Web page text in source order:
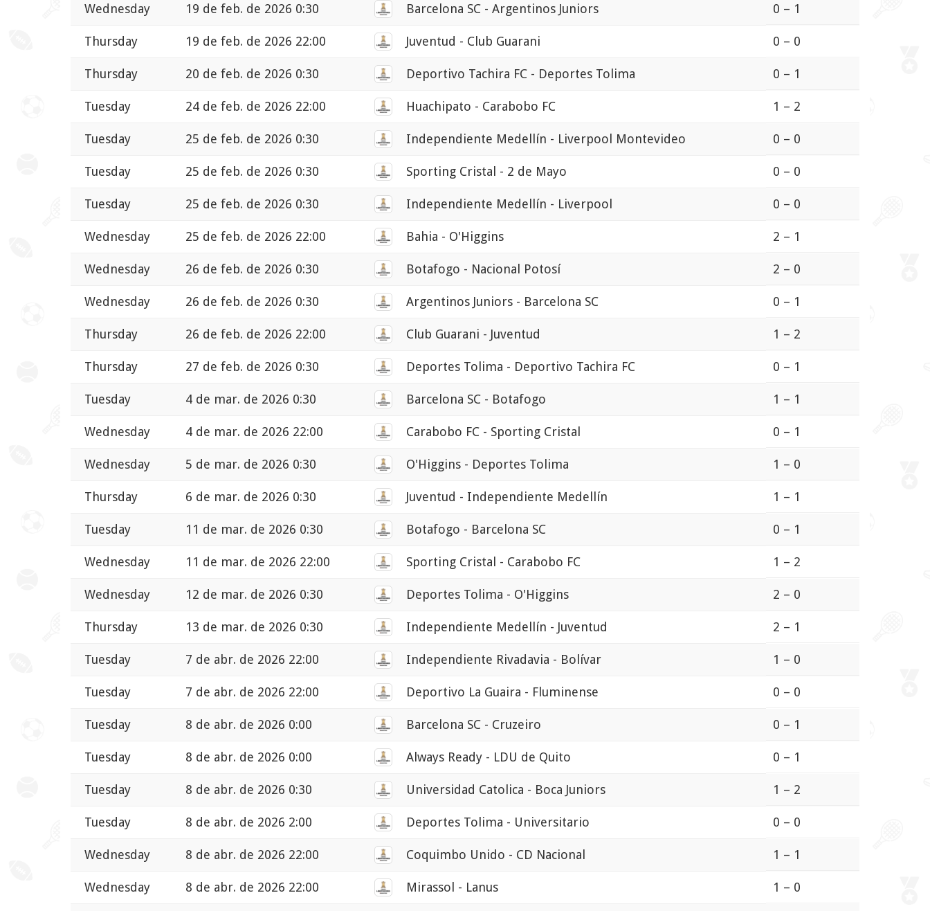
Wednesday 19 de feb. de 2026 0:30 Barcelona SC - Argentinos Juniors 0 – 1
Thursday 19 de feb. de 2026 22:00 Juventud - Club Guarani 0 – 0
Thursday 20 de feb. de 2026 0:30 Deportivo Tachira FC - Deportes Tolima 0 – 1
Tuesday 24 de feb. de 2026 22:00 Huachipato - Carabobo FC 1 – 2
Tuesday 25 de feb. de 2026 0:30 Independiente Medellín - Liverpool Montevideo 0 – 0
Tuesday 25 de feb. de 2026 0:30 Sporting Cristal - 2 de Mayo 0 – 0
Tuesday 25 de feb. de 2026 0:30 Independiente Medellín - Liverpool 0 – 0
Wednesday 25 de feb. de 2026 22:00 Bahia - O'Higgins 2 – 1
Wednesday 26 de feb. de 2026 0:30 Botafogo - Nacional Potosí 2 – 0
Wednesday 26 de feb. de 2026 0:30 Argentinos Juniors - Barcelona SC 0 – 1
Thursday 26 de feb. de 2026 22:00 Club Guarani - Juventud 1 – 2
Thursday 27 de feb. de 2026 0:30 Deportes Tolima - Deportivo Tachira FC 0 – 1
Tuesday 4 de mar. de 2026 0:30 Barcelona SC - Botafogo 1 – 1
Wednesday 4 de mar. de 2026 22:00 Carabobo FC - Sporting Cristal 0 – 1
Wednesday 5 de mar. de 2026 0:30 O'Higgins - Deportes Tolima 1 – 0
Thursday 6 de mar. de 2026 0:30 Juventud - Independiente Medellín 1 – 1
Tuesday 11 de mar. de 2026 0:30 Botafogo - Barcelona SC 0 – 1
Wednesday 11 de mar. de 2026 22:00 Sporting Cristal - Carabobo FC 1 – 2
Wednesday 12 de mar. de 2026 0:30 Deportes Tolima - O'Higgins 2 – 0
Thursday 13 de mar. de 2026 0:30 Independiente Medellín - Juventud 2 – 1
Tuesday 7 de abr. de 2026 22:00 Independiente Rivadavia - Bolívar 1 – 0
Tuesday 7 de abr. de 2026 22:00 Deportivo La Guaira - Fluminense 0 – 0
Tuesday 8 de abr. de 2026 0:00 Barcelona SC - Cruzeiro 0 – 1
Tuesday 8 de abr. de 2026 0:00 Always Ready - LDU de Quito 0 – 1
Tuesday 8 de abr. de 2026 0:30 Universidad Catolica - Boca Juniors 1 – 2
Tuesday 8 de abr. de 2026 2:00 Deportes Tolima - Universitario 0 – 0
Wednesday 8 de abr. de 2026 22:00 Coquimbo Unido - CD Nacional 1 – 1
Wednesday 8 de abr. de 2026 22:00 Mirassol - Lanus 1 – 0